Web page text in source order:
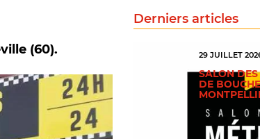
(60).
Derniers articles
29 JUILLET
SALON DES
DE BOUCHE